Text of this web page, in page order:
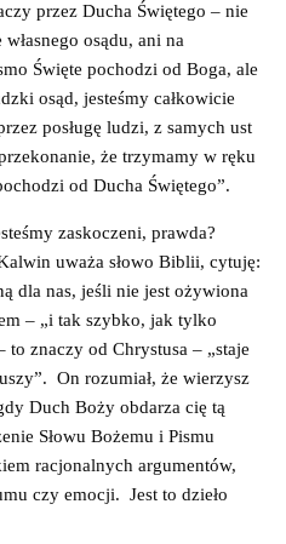
przez Ducha Świętego – nie
osądu, ani na
Święte pochodzi od Boga, ale
osąd, jesteśmy całkowicie
posługę ludzi, z samych ust
że trzymamy w ręku
od Ducha Świętego”.
zaskoczeni, prawda?
uważa słowo Biblii, cytuję:
dla nas, jeśli nie jest ożywiona
– „i tak szybko, jak tylko
znaczy od Chrystusa – „staje
On rozumiał, że wierzysz
Duch Boży obdarza cię tą
Słowu Bożemu i Pismu
racjonalnych argumentów,
czy emocji. Jest to dzieło